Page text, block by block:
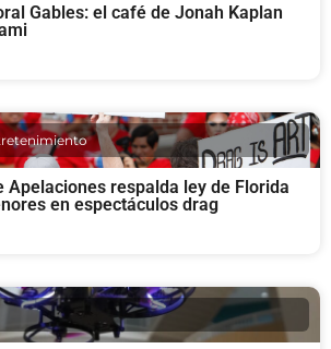
Gables: el café de Jonah Kaplan
Apelaciones respalda ley de Florida
en espectáculos drag